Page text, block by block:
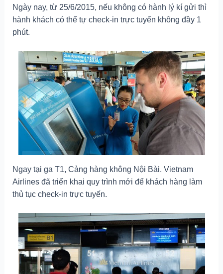
Ngày nay, từ 25/6/2015, nếu không có hành lý kí gửi thì
hành khách có thể tự check-in trực tuyến không đầy 1
phút.
Ngay tại ga T1, Cảng hàng không Nội Bài. Vietnam
Airlines đã triển khai quy trình mới để khách hàng làm
thủ tục check-in trực tuyến.